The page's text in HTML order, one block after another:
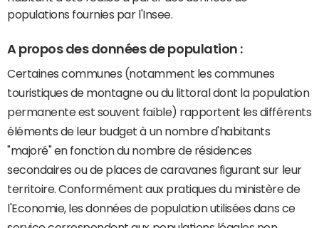
populations fournies par l'Insee.
A propos des données de population :
Certaines communes (notamment les communes
touristiques de montagne ou du littoral dont la population
permanente est souvent faible) rapportent les différents
éléments de leur budget à un nombre d'habitants
"majoré" en fonction du nombre de résidences
secondaires ou de places de caravanes figurant sur leur
territoire. Conformément aux pratiques du ministère de
l'Economie, les données de population utilisées dans ce